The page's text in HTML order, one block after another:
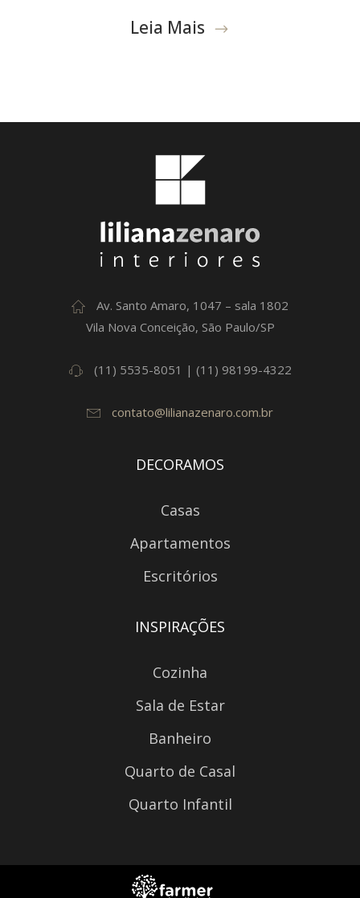
Leia Mais
Av. Santo Amaro, 1047 – sala 1802
Vila Nova Conceição, São Paulo/SP
(11) 5535-8051 | (11) 98199-4322
contato@lilianazenaro.com.br
DECORAMOS
Casas
Apartamentos
Escritórios
INSPIRAÇÕES
Cozinha
Sala de Estar
Banheiro
Quarto de Casal
Quarto Infantil